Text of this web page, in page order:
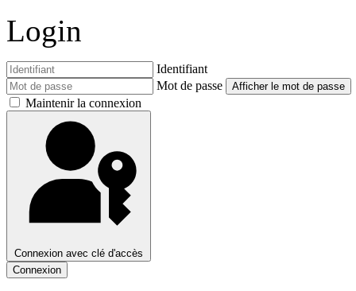
Login
Identifiant
Mot de passe
Afficher le mot de passe
Maintenir la connexion
Connexion avec clé d'accès
Connexion